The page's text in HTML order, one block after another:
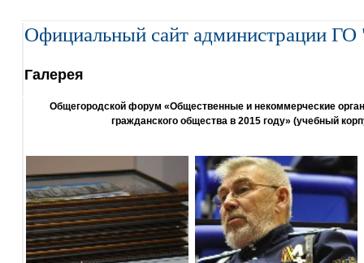
Официальный сайт администрации ГО
Галерея
Общегородской форум «Общественные и некоммерческие
гражданского общества в 2015 году» (учебный